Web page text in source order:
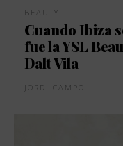
BEAUTY
Cuando Ibiza
fue la YSL
Dalt Vila
JORDI CAMPO